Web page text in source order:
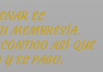
EL
MEMBRESÍA.
ASÍ QUE
EL PAGO.